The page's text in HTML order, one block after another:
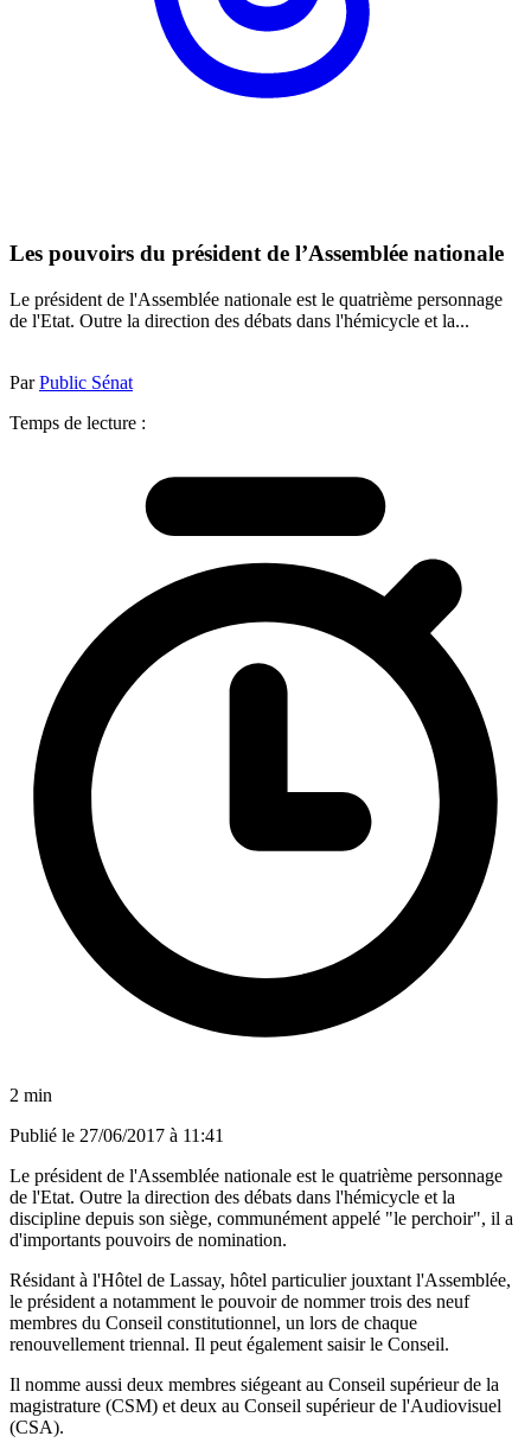
Les pouvoirs du président de l’Assemblée nationale
Le président de l'Assemblée nationale est le quatrième personnage
de l'Etat. Outre la direction des débats dans l'hémicycle et la...
ParPublic Sénat
Temps de lecture :
2 min
Publié le 27/06/2017 à 11:41
Le président de l'Assemblée nationale est le quatrième personnage
de l'Etat. Outre la direction des débats dans l'hémicycle et la
discipline depuis son siège, communément appelé "le perchoir", il a
d'importants pouvoirs de nomination.
Résidant à l'Hôtel de Lassay, hôtel particulier jouxtant l'Assemblée,
le président a notamment le pouvoir de nommer trois des neuf
membres du Conseil constitutionnel, un lors de chaque
renouvellement triennal. Il peut également saisir le Conseil.
Il nomme aussi deux membres siégeant au Conseil supérieur de la
magistrature (CSM) et deux au Conseil supérieur de l'Audiovisuel
(CSA).